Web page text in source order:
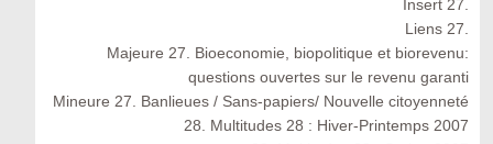
Insert 27.
Liens 27.
Majeure 27. Bioeconomie, biopolitique et biorevenu:
questions ouvertes sur le revenu garanti
Mineure 27. Banlieues / Sans-papiers/ Nouvelle citoyenneté
28. Multitudes 28 : Hiver-Printemps 2007